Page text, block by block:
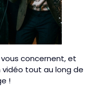
concernent, et
vidéo tout au long de
!